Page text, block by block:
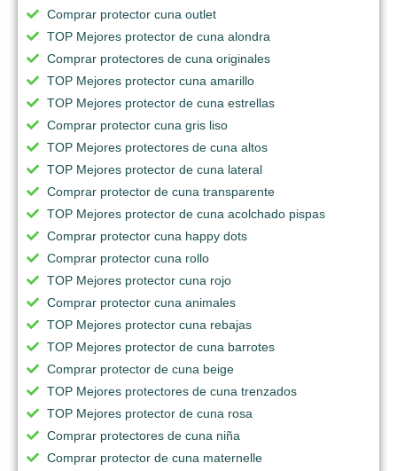
Comprar protector cuna outlet
TOP Mejores protector de cuna alondra
Comprar protectores de cuna originales
TOP Mejores protector cuna amarillo
TOP Mejores protector de cuna estrellas
Comprar protector cuna gris liso
TOP Mejores protectores de cuna altos
TOP Mejores protector de cuna lateral
Comprar protector de cuna transparente
TOP Mejores protector de cuna acolchado pispas
Comprar protector cuna happy dots
Comprar protector cuna rollo
TOP Mejores protector cuna rojo
Comprar protector cuna animales
TOP Mejores protector cuna rebajas
TOP Mejores protector de cuna barrotes
Comprar protector de cuna beige
TOP Mejores protectores de cuna trenzados
TOP Mejores protector de cuna rosa
Comprar protectores de cuna niña
Comprar protector de cuna maternelle